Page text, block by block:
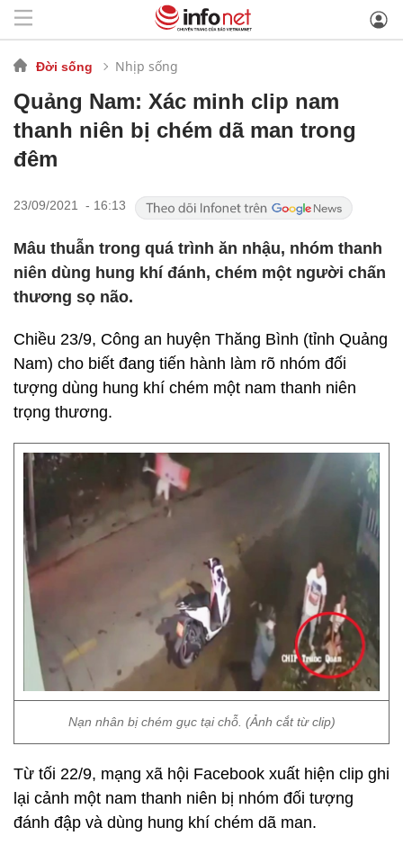
Đời sống Nhịp sống
Quảng Nam: Xác minh clip nam
thanh niên bị chém dã man trong
đêm
23/09/2021 - 16:13
Mâu thuẫn trong quá trình ăn nhậu, nhóm thanh
niên dùng hung khí đánh, chém một người chấn
thương sọ não.
Chiều 23/9, Công an huyện Thăng Bình (tỉnh Quảng
Nam) cho biết đang tiến hành làm rõ nhóm đối
tượng dùng hung khí chém một nam thanh niên
trọng thương.
Nạn nhân bị chém gục tại chỗ. (Ảnh cắt từ clip)
Từ tối 22/9, mạng xã hội Facebook xuất hiện clip ghi
lại cảnh một nam thanh niên bị nhóm đối tượng
đánh đập và dùng hung khí chém dã man.